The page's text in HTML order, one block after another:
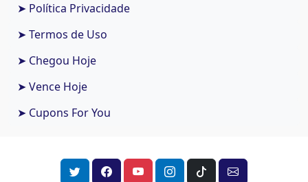
➤ Política Privacidade
➤ Termos de Uso
➤ Chegou Hoje
➤ Vence Hoje
➤ Cupons For You